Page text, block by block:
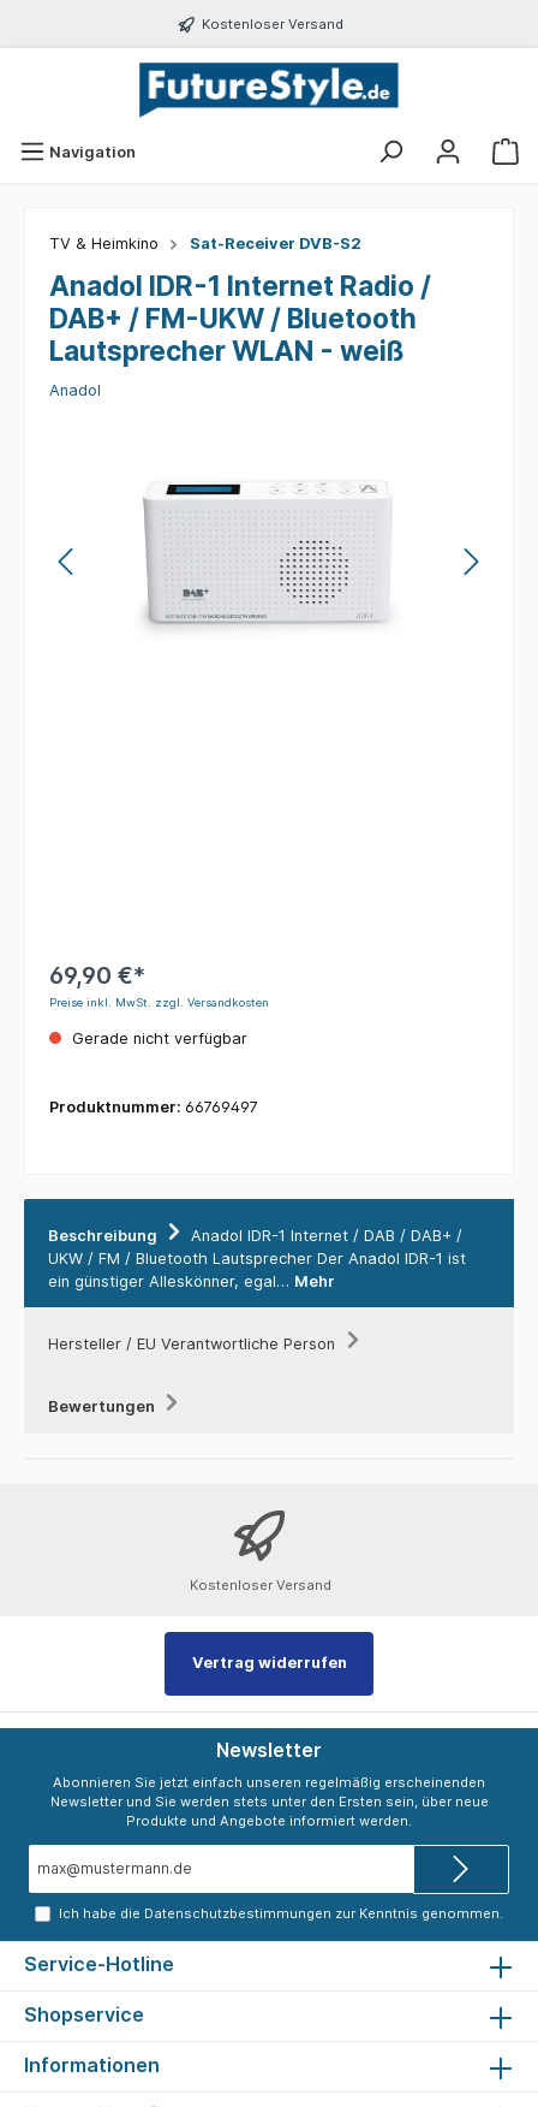
Kostenloser Versand
Navigation
TV & Heimkino Sat-Receiver DVB-S2
Anadol IDR-1 Internet Radio /
DAB+ / FM-UKW / Bluetooth
Lautsprecher WLAN - weiß
Anadol
69,90 €*
Preise inkl. MwSt. zzgl. Versandkosten
Gerade nicht verfügbar
Produktnummer: 66769497
Beschreibung
Anadol IDR-1 Internet / DAB / DAB+ /
UKW / FM / Bluetooth Lautsprecher Der Anadol IDR-1 ist
ein günstiger Alleskönner, egal… Mehr
Hersteller / EU Verantwortliche Person
Bewertungen
Kostenloser Versand
Vertrag widerrufen
Newsletter
Abonnieren Sie jetzt einfach unseren regelmäßig erscheinenden
Newsletter und Sie werden stets unter den Ersten sein, über neue
Produkte und Angebote informiert werden.
Adresse*
Ich habe die Datenschutzbestimmungen zur Kenntnis genommen.
Service-Hotline
Shopservice
Informationen